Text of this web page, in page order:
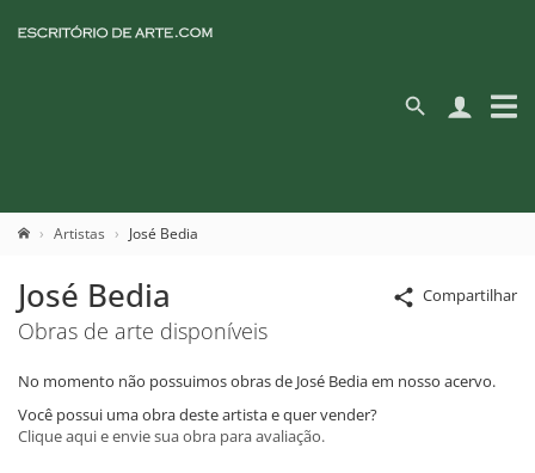
Artistas José Bedia
Compartilhar
José Bedia
Obras de arte disponíveis
No momento não possuimos obras de José Bedia em nosso acervo.
Você possui uma obra deste artista e quer vender?
Clique aqui e envie sua obra para avaliação.